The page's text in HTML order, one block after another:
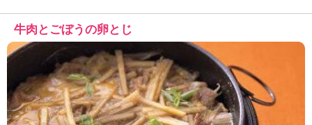
牛肉とごぼうの卵とじ